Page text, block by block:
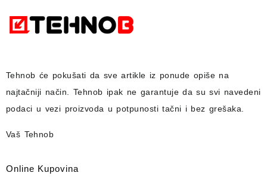
Tehnob će pokušati da sve artikle iz ponude opiše na
najtačniji način. Tehnob ipak ne garantuje da su svi navedeni
podaci u vezi proizvoda u potpunosti tačni i bez grešaka.
Vaš Tehnob
Online Kupovina